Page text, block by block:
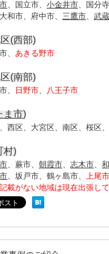
、国立市、 小金井市、国分寺
和市、府中市、 三鷹市、 武
(西部)
、 あきる野市
(南部)
、 日野市、 八王子市
ま市)
西区、大宮区、南区、桜区、
村)
、蕨市、 朝霞市、 志木市、
、坂戸市、鶴ヶ島市、 上尾市
載がない地域は現在出張して